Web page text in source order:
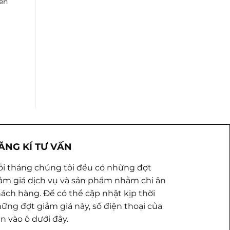
KÍ TƯ VẤN
tháng chúng tôi đều có những đợt
giá dịch vụ và sản phẩm nhằm chi ân
hàng. Để có thể cập nhật kịp thời
đợt giảm giá này, số điện thoại của
vào ô dưới đây.